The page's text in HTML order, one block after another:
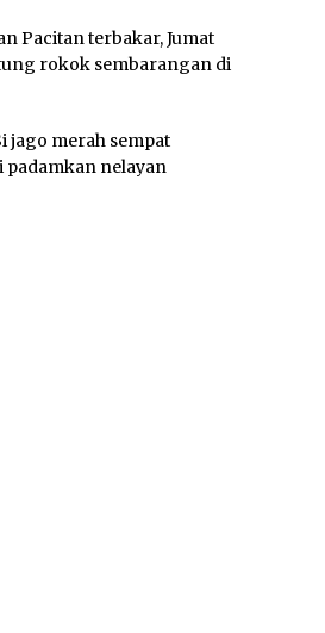
Pacitan terbakar, Jumat
rokok sembarangan di
jago merah sempat
padamkan nelayan